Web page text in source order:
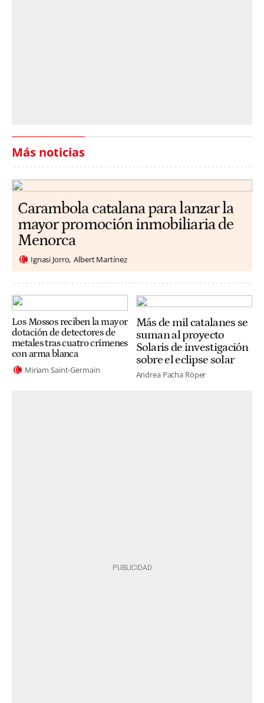
Más noticias
Carambola catalana para lanzar la
mayor promoción inmobiliaria de
Menorca
Ignasi Jorro Albert Martínez
Los Mossos reciben la mayor
dotación de detectores de
metales tras cuatro crímenes
con arma blanca
Miriam Saint-Germain
Más de mil catalanes se
suman al proyecto
Solaris de investigación
sobre el eclipse solar
Andrea Pacha Röper